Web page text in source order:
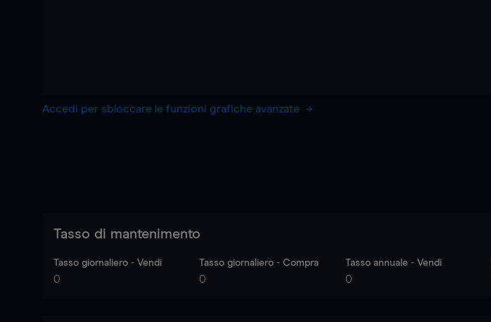
Accedi per sbloccare le funzioni grafiche avanzate
Tasso di mantenimento
Tasso giornaliero - Vendi
0
Tasso giornaliero - Compra
0
Tasso annuale - Vendi
0